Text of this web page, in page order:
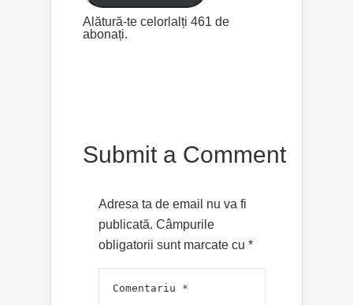
Alătură-te celorlalți 461 de
abonați.
Submit a Comment
Adresa ta de email nu va fi
publicată. Câmpurile
obligatorii sunt marcate cu *